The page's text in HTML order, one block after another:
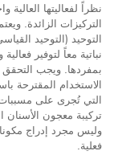
نظراً لفعاليتها
التركيزات الزائدة.
التوحيد (التوحيد
نباتية معاً لتوفير
بمفردها. ويجب التحقق
الاستخدام المقترحة
التي تُجرى على
تركيبة معجون
وليس مجرد إدراج
فعلية.